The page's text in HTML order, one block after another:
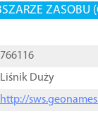
ZASOBU
766116
Liśnik Duży
http://